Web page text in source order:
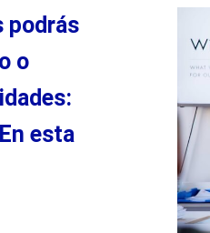
podrás
o
En esta